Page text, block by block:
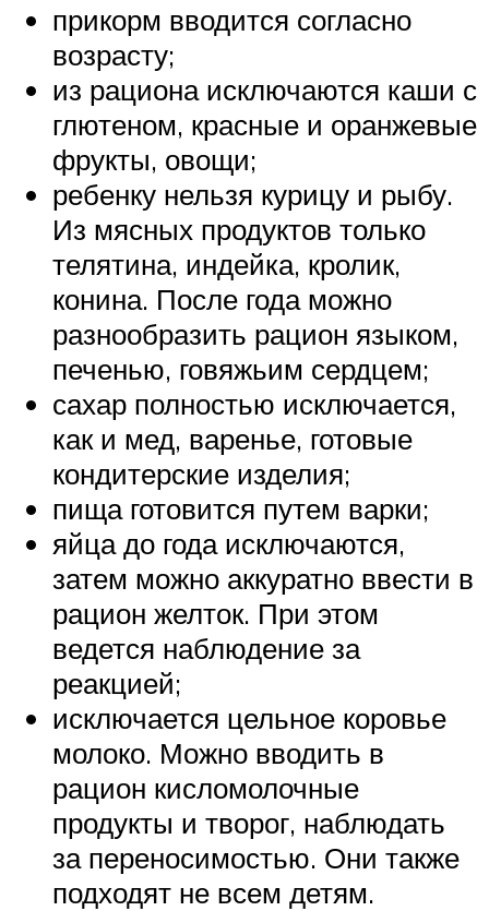
прикорм вводится согласно
возрасту;
из рациона исключаются каши с
глютеном, красные и оранжевые
фрукты, овощи;
ребенку нельзя курицу и рыбу.
Из мясных продуктов только
телятина, индейка, кролик,
конина. После года можно
разнообразить рацион языком,
печенью, говяжьим сердцем;
сахар полностью исключается,
как и мед, варенье, готовые
кондитерские изделия;
пища готовится путем варки;
яйца до года исключаются,
затем можно аккуратно ввести в
рацион желток. При этом
ведется наблюдение за
реакцией;
исключается цельное коровье
молоко. Можно вводить в
рацион кисломолочные
продукты и творог, наблюдать
за переносимостью. Они также
подходят не всем детям.